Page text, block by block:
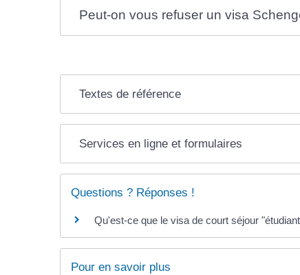
Peut-on vous refuser un visa
Textes de référence
Services en ligne et formulaires
Questions ? Réponses !
Qu'est-ce que le visa de court séjour
Pour en savoir plus